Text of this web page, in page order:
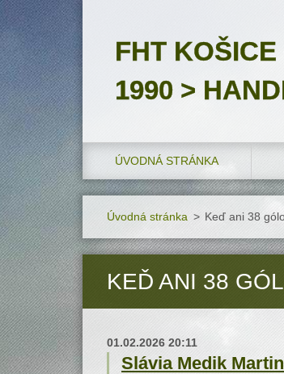
FHT KOŠICE
1990 >
ÚVODNÁ STRÁNKA
Úvodná stránka > Keď ani 38
KEĎ ANI 38
01.02.2026 20:11
Slávia Medik